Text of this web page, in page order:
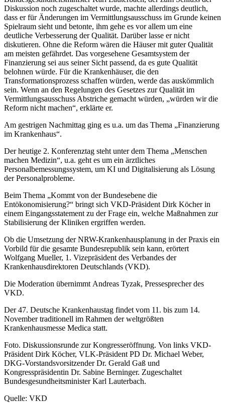
Diskussion noch zugeschaltet wurde, machte allerdings deutlich,
dass er für Änderungen im Vermittlungsausschuss im Grunde keinen
Spielraum sieht und betonte, ihm gehe es vor allem um eine
deutliche Verbesserung der Qualität. Darüber lasse er nicht
diskutieren. Ohne die Reform wären die Häuser mit guter Qualität
am meisten gefährdet. Das vorgesehene Gesamtsystem der
Finanzierung sei aus seiner Sicht passend, da es gute Qualität
belohnen würde. Für die Krankenhäuser, die den
Transformationsprozess schaffen würden, werde das auskömmlich
sein. Wenn an den Regelungen des Gesetzes zur Qualität im
Vermittlungsausschuss Abstriche gemacht würden, „würden wir die
Reform nicht machen“, erklärte er.
Am gestrigen Nachmittag ging es u.a. um das Thema „Finanzierung
im Krankenhaus“.
Der heutige 2. Konferenztag steht unter dem Thema „Menschen
machen Medizin“, u.a. geht es um ein ärztliches
Personalbemessungssystem, um KI und Digitalisierung als Lösung
der Personalprobleme.
Beim Thema „Kommt von der Bundesebene die
Entökonomisierung?“ bringt sich VKD-Präsident Dirk Köcher in
einem Eingangsstatement zu der Frage ein, welche Maßnahmen zur
Stabilisierung der Kliniken ergriffen werden.
Ob die Umsetzung der NRW-Krankenhausplanung in der Praxis ein
Vorbild für die gesamte Bundesrepublik sein kann, erörtert
Wolfgang Mueller, 1. Vizepräsident des Verbandes der
Krankenhausdirektoren Deutschlands (VKD).
Die Moderation übernimmt Andreas Tyzak, Pressesprecher des
VKD.
Der 47. Deutsche Krankenhaustag findet vom 11. bis zum 14.
November traditionell im Rahmen der weltgrößten
Krankenhausmesse Medica statt.
Foto. Diskussionsrunde zur Kongresseröffnung. Von links VKD-
Präsident Dirk Köcher, VLK-Präsident PD Dr. Michael Weber,
DKG-Vorstandsvorsitzender Dr. Gerald Gaß und
Kongresspräsidentin Dr. Sabine Berninger. Zugeschaltet
Bundesgesundheitsminister Karl Lauterbach.
Quelle: VKD